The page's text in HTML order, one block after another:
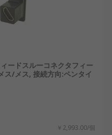
ードスルーコネクタフィー
ス/メス, 接続方向:ペンタイ
￥2,993.00/個